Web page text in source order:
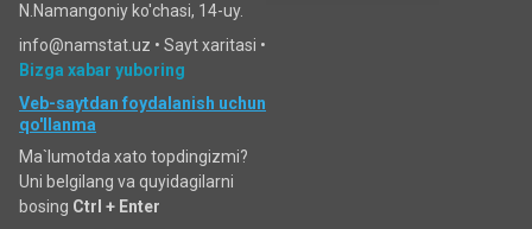
N.Namangoniy ko'chasi, 14-uy.
info@namstat.uz • Sayt xaritasi •
Bizga xabar yuboring
Veb-saytdan foydalanish uchun
qo'llanma
Ma`lumotda xato topdingizmi?
Uni belgilang va quyidagilarni
bosing Ctrl + Enter